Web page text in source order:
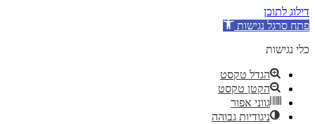
דילוג לתוכן
פתח סרגל נגישות
כלי נגישות
הגדל טקסט
הקטן טקסט
גווני אפור
ניגודיות גבוהה